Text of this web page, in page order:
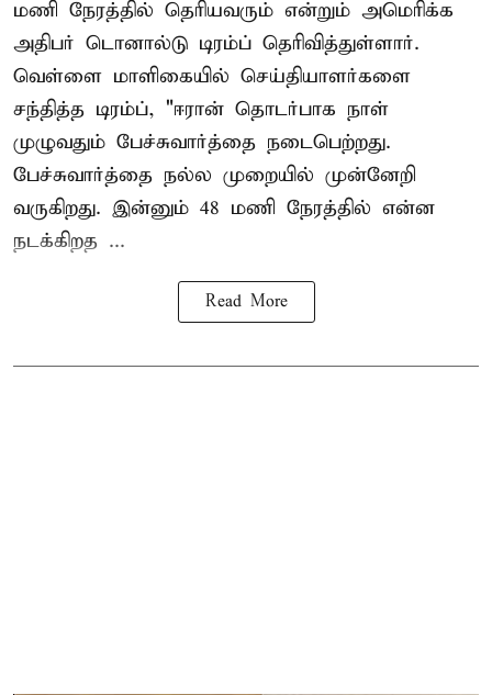
மணி நேரத்தில் தெரியவரும் என்றும் அமெரிக்க
அதிபர் டொனால்டு டிரம்ப் தெரிவித்துள்ளார்.
வெள்ளை மாளிகையில் செய்தியாளர்களை
சந்தித்த டிரம்ப், "ஈரான் தொடர்பாக நாள்
முழுவதும் பேச்சுவார்த்தை நடைபெற்றது.
பேச்சுவார்த்தை நல்ல முறையில் முன்னேறி
வருகிறது. இன்னும் 48 மணி நேரத்தில் என்ன
நடக்கிறத ...
Read More